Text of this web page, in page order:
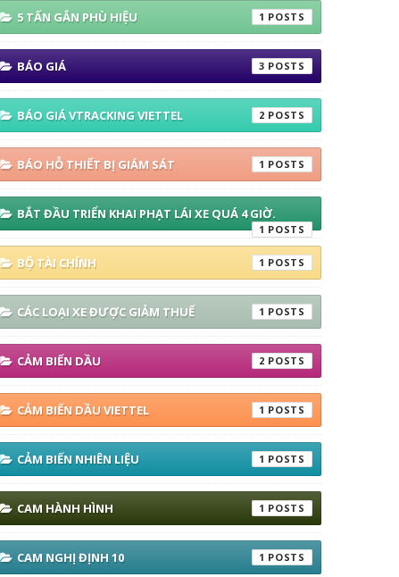
5 TẤN GẮN PHÙ HIỆU 1
BÁO GIÁ 3
BÁO GIÁ VTRACKING VIETTEL 2
BÁO HỖ THIẾT BỊ GIÁM SÁT 1
BẮT ĐẦU TRIỂN KHAI PHẠT LÁI XE QUÁ 4 GIỜ.
1
BỘ TÀI CHÍNH 1
CÁC LOẠI XE ĐƯỢC GIẢM THUẾ 1
CẢM BIẾN DẦU 2
CẢM BIẾN DẦU VIETTEL 1
CẢM BIẾN NHIÊN LIỆU 1
CAM HÀNH HÌNH 1
CAM NGHỊ ĐỊNH 10 1